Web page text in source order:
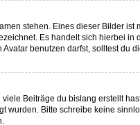
stehen. Eines dieser Bilder
Es handelt sich hierbei
benutzen darfst, solltest du
Beiträge du bislang erstellt
wurden. Bitte schreibe keine